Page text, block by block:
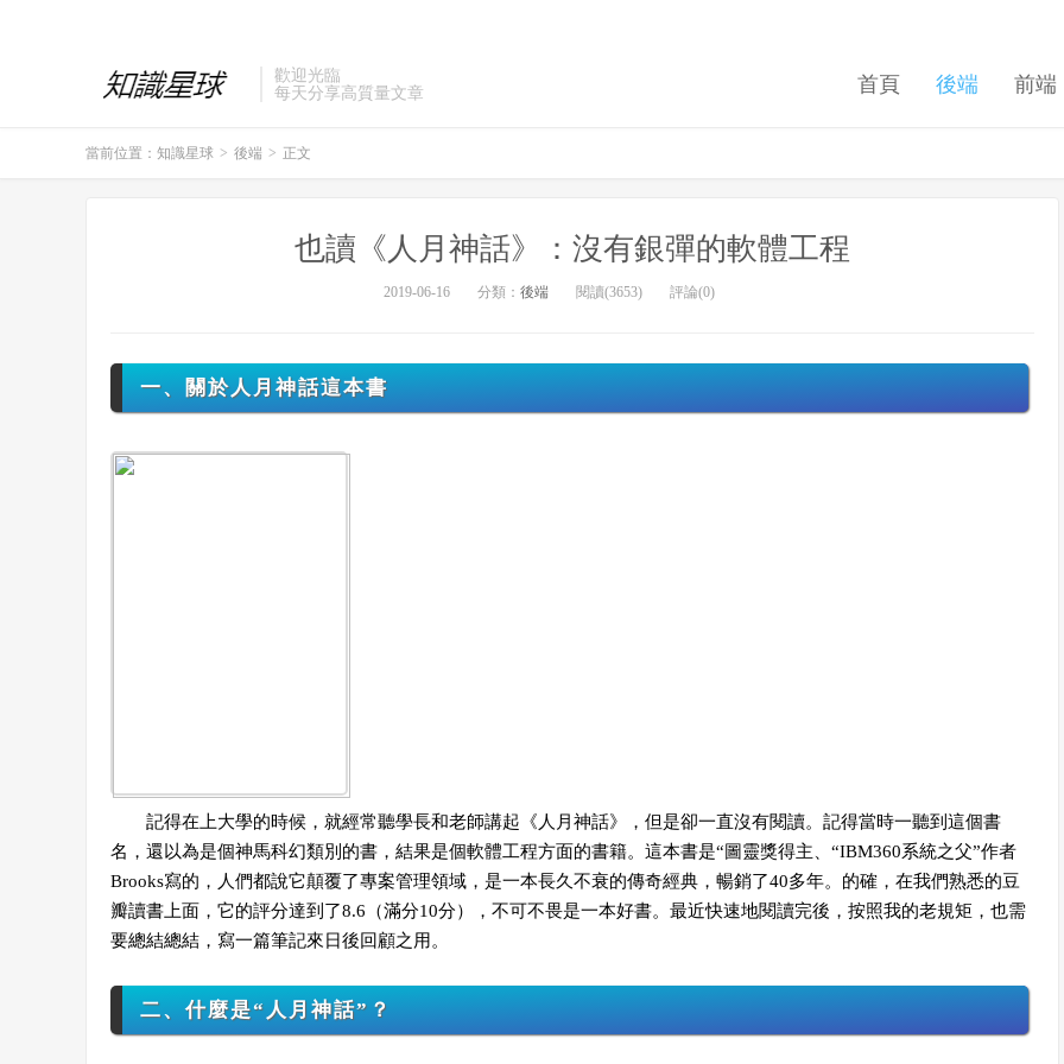
歡迎光臨
每天分享高質量文章
首頁 後端 前端
當前位置： 知識星球 > 後端 > 正文
也讀《人月神話》：沒有銀彈的軟體工程
2019-06-16 分類： 後端 閱讀(3653) 評論(0)
一、關於人月神話這本書
記得在上大學的時候，就經常聽學長和老師講起《人月神話》，但是卻一直沒有閱讀。記得當時一聽到這個書
名，還以為是個神馬科幻類別的書，結果是個軟體工程方面的書籍。這本書是“圖靈獎得主、“IBM360系統之父”作者
Brooks寫的，人們都說它顛覆了專案管理領域，是一本長久不衰的傳奇經典，暢銷了40多年。的確，在我們熟悉的豆
瓣讀書 上面，它的評分達到了8.6（滿分10分），不可不畏是一本好書。最近快速地閱讀完後，按照我的老規矩，也需
要總結總結，寫一篇筆記來日後回顧之用。
二、什麼是“人月神話”？